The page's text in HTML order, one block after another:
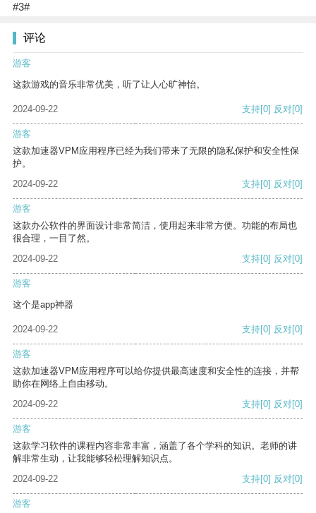
#3#
评论
游客
这款游戏的音乐非常优美，听了让人心旷神怡。
2024-09-22 支持[0] 反对[0]
游客
这款加速器VPM应用程序已经为我们带来了无限的隐私保护和安全性保
护。
2024-09-22
支持[0] 反对[0]
游客
这款办公软件的界面设计非常简洁，使用起来非常方便。功能的布局也
很合理，一目了然。
2024-09-22
支持[0] 反对[0]
游客
这个是app神器
2024-09-22 支持[0] 反对[0]
游客
这款加速器VPM应用程序可以给你提供最高速度和安全性的连接，并帮
助你在网络上自由移动。
2024-09-22
支持[0] 反对[0]
游客
这款学习软件的课程内容非常丰富，涵盖了各个学科的知识。老师的讲
解非常生动，让我能够轻松理解知识点。
2024-09-22
支持[0] 反对[0]
游客